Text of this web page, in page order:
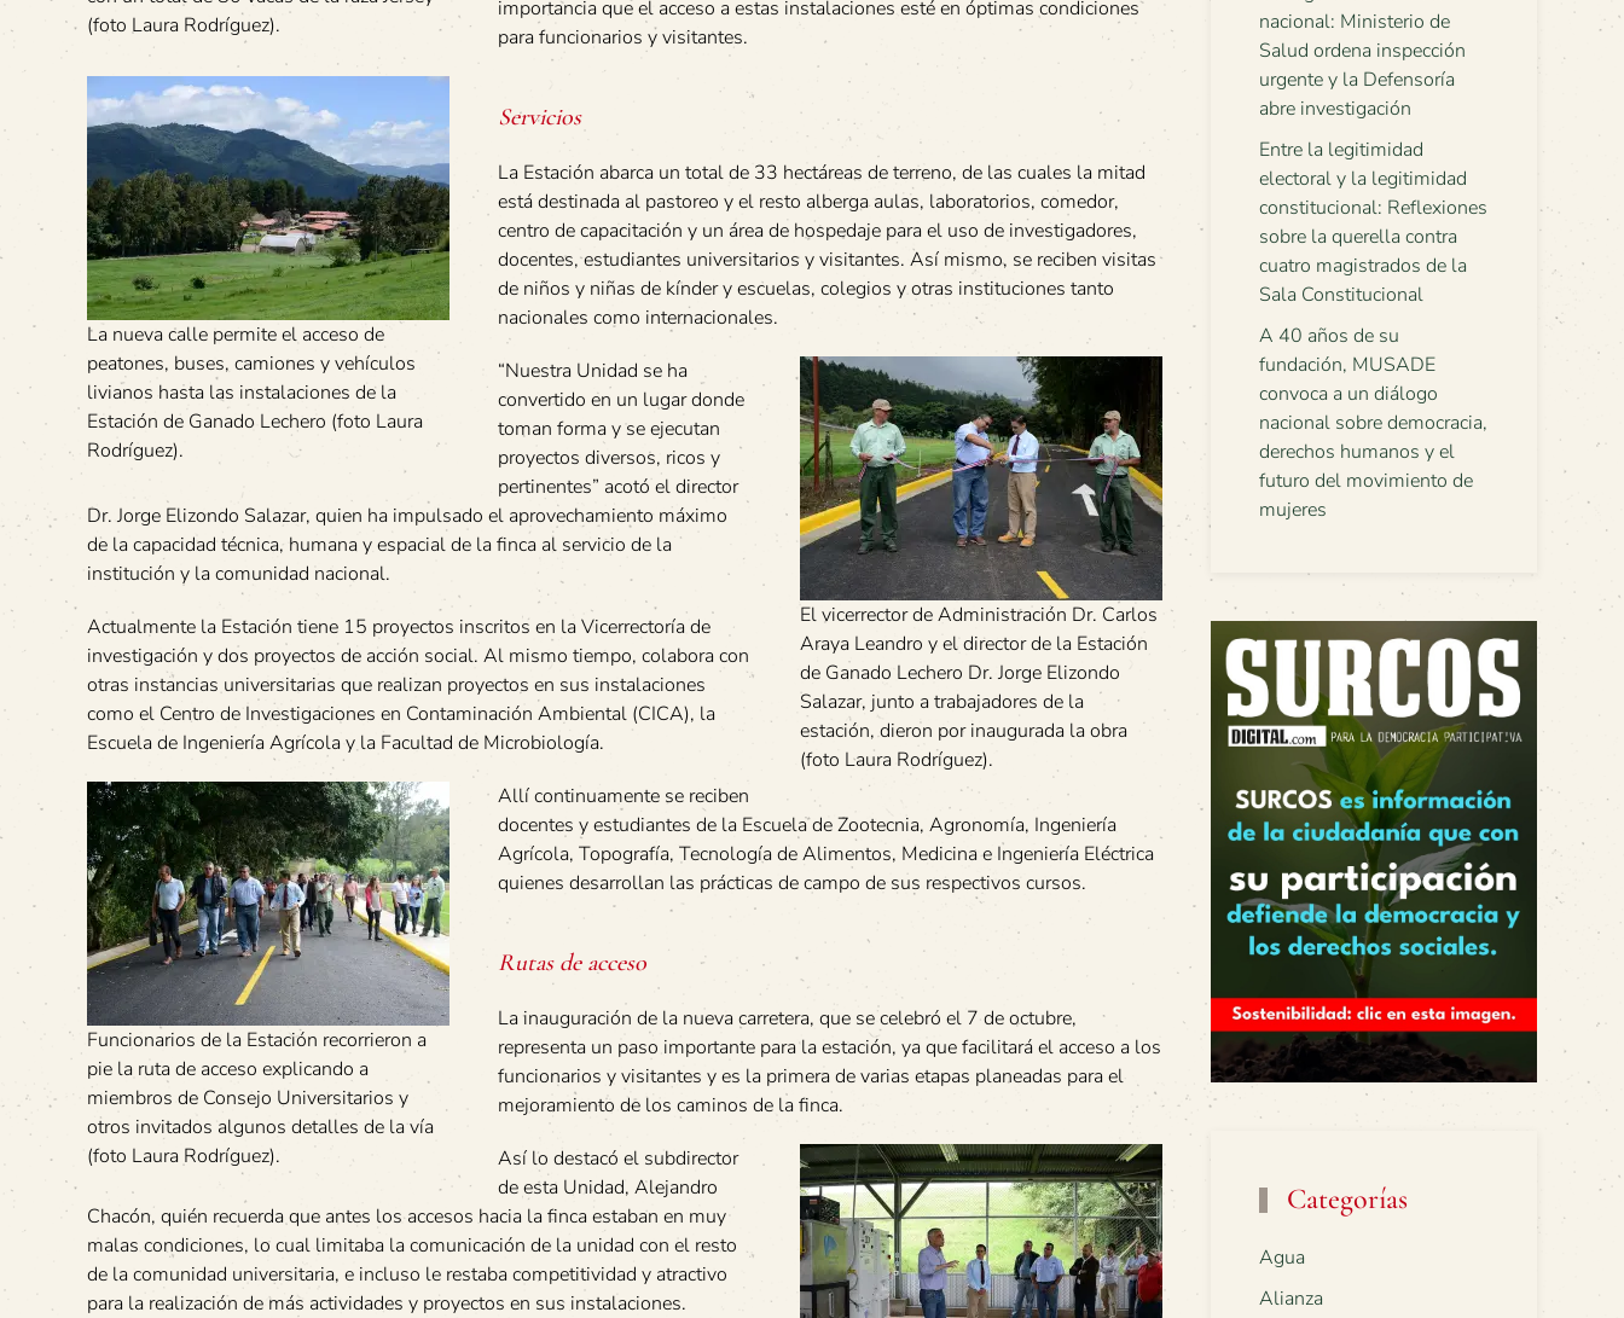
(foto Laura Rodríguez).
importancia que el acceso a estas instalaciones esté en óptimas condiciones
para funcionarios y visitantes.
La nueva calle permite el acceso de
peatones, buses, camiones y vehículos
livianos hasta las instalaciones de la
Estación de Ganado Lechero (foto Laura
Rodríguez).
Servicios
La Estación abarca un total de 33 hectáreas de terreno, de las cuales la mitad
está destinada al pastoreo y el resto alberga aulas, laboratorios, comedor,
centro de capacitación y un área de hospedaje para el uso de investigadores,
docentes, estudiantes universitarios y visitantes. Así mismo, se reciben visitas
de niños y niñas de kínder y escuelas, colegios y otras instituciones tanto
nacionales como internacionales.
El vicerrector de Administración Dr. Carlos
Araya Leandro y el director de la Estación
de Ganado Lechero Dr. Jorge Elizondo
Salazar, junto a trabajadores de la
estación, dieron por inaugurada la obra
(foto Laura Rodríguez).
“Nuestra Unidad se ha
convertido en un lugar donde
toman forma y se ejecutan
proyectos diversos, ricos y
pertinentes” acotó el director
Dr. Jorge Elizondo Salazar, quien ha impulsado el aprovechamiento máximo
de la capacidad técnica, humana y espacial de la finca al servicio de la
institución y la comunidad nacional.
Actualmente la Estación tiene 15 proyectos inscritos en la Vicerrectoría de
investigación y dos proyectos de acción social. Al mismo tiempo, colabora con
otras instancias universitarias que realizan proyectos en sus instalaciones
como el Centro de Investigaciones en Contaminación Ambiental (CICA), la
Escuela de Ingeniería Agrícola y la Facultad de Microbiología.
Funcionarios de la Estación recorrieron a
pie la ruta de acceso explicando a
miembros de Consejo Universitarios y
otros invitados algunos detalles de la vía
(foto Laura Rodríguez).
Allí continuamente se reciben
docentes y estudiantes de la Escuela de Zootecnia, Agronomía, Ingeniería
Agrícola, Topografía, Tecnología de Alimentos, Medicina e Ingeniería Eléctrica
quienes desarrollan las prácticas de campo de sus respectivos cursos.
Rutas de acceso
La inauguración de la nueva carretera, que se celebró el 7 de octubre,
representa un paso importante para la estación, ya que facilitará el acceso a los
funcionarios y visitantes y es la primera de varias etapas planeadas para el
mejoramiento de los caminos de la finca.
Así lo destacó el subdirector
de esta Unidad, Alejandro
Chacón, quién recuerda que antes los accesos hacia la finca estaban en muy
malas condiciones, lo cual limitaba la comunicación de la unidad con el resto
de la comunidad universitaria, e incluso le restaba competitividad y atractivo
para la realización de más actividades y proyectos en sus instalaciones.
nacional: Ministerio de
Salud ordena inspección
urgente y la Defensoría
abre investigación
Entre la legitimidad
electoral y la legitimidad
constitucional: Reflexiones
sobre la querella contra
cuatro magistrados de la
Sala Constitucional
A 40 años de su
fundación, MUSADE
convoca a un diálogo
nacional sobre democracia,
derechos humanos y el
futuro del movimiento de
mujeres
Categorías
Agua
Alianza